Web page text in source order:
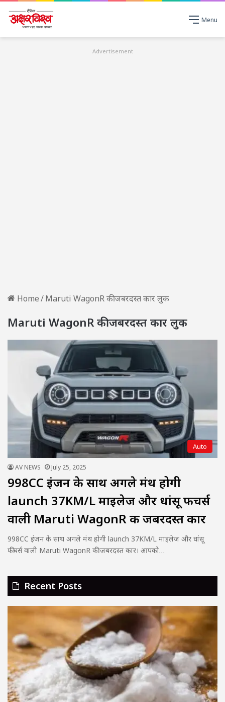
Menu
Advertisement
Home/Maruti WagonR की जबरदस्त कार लुक
Maruti WagonR की जबरदस्त कार लुक
Auto
AV NEWS July 25, 2025
998CC इंजन के साथ अगले मंथ होगी
launch 37KM/L माइलेज और धांसू फीचर्स
वाली Maruti WagonR की जबरदस्त कार
998CC इंजन के साथ अगले मंथ होगी launch 37KM/L माइलेज और धांसू
फीचर्स वाली Maruti WagonR की जबरदस्त कार। आपको…
Recent Posts